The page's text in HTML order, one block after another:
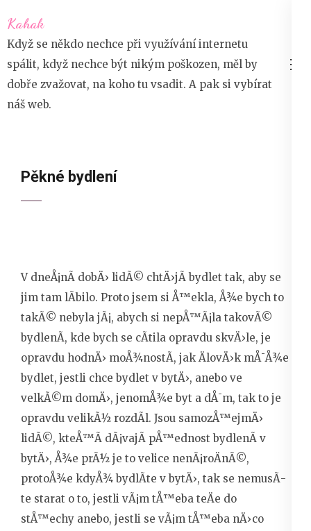
na
obsah
(stiskněte
Enter)
Kahak
Když se někdo nechce při využívání internetu
spálit, když nechce být nikým poškozen, měl by
dobře zvažovat, na koho tu vsadit. A pak si vybírat
náš web.
Pěkné bydlení
V dneÅ¡nÃ­ dobÄ› lidÃ© chtÄ›jÃ­ bydlet tak, aby se
jim tam lÃ­bilo. Proto jsem si Å™ekla, Å¾e bych to
takÃ© nebyla jÃ¡, abych si nepÅ™Ã¡la takovÃ©
bydlenÃ­, kde bych se cÃ­tila opravdu skvÄ›le, je
opravdu hodnÄ› moÅ¾nostÃ­, jak ÄlovÄ›k mÅ¯Å¾e
bydlet, jestli chce bydlet v bytÄ›, anebo ve
velkÃ©m domÄ›, jenomÅ¾e byt a dÅ¯m, tak to je
opravdu velikÃ½ rozdÃ­l. Jsou samozÅ™ejmÄ›
lidÃ©, kteÅ™Ã­ dÃ¡vajÃ­ pÅ™ednost bydlenÃ­ v
bytÄ›, Å¾e prÃ½ je to velice nenÃ¡roÄnÃ©,
protoÅ¾e kdyÅ¾ bydlÃ­te v bytÄ›, tak se nemusÃ­
te starat o to, jestli vÃ¡m tÅ™eba teÄe do
stÅ™echy anebo, jestli se vÃ¡m tÅ™eba nÄ›co